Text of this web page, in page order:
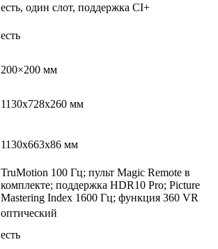
есть, один слот, поддержка CI+
есть
200×200 мм
1130x728x260 мм
1130x663x86 мм
TruMotion 100 Гц; пульт Magic Remote в
комплекте; поддержка HDR10 Pro; Picture
Mastering Index 1600 Гц; функция 360 VR
оптический
есть